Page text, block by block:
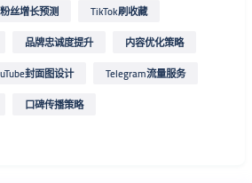
粉丝增长预测
TikTok刷收藏
品牌忠诚度提升
内容优化策略
封面图设计
Telegram流量服务
口碑传播策略